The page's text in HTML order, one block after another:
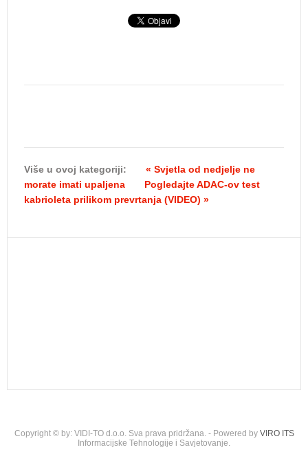
Više u ovoj kategoriji:
« Svjetla od nedjelje ne
morate imati upaljena
Pogledajte ADAC-ov test
kabrioleta prilikom prevrtanja (VIDEO) »
Copyright © by: VIDI-TO d.o.o. Sva prava pridržana. - Powered by VIRO ITS
Informacijske Tehnologije i Savjetovanje.